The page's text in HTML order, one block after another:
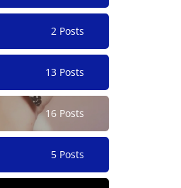
2 Posts
13 Posts
16 Posts
5 Posts